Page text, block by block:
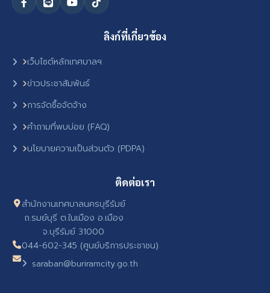
ลิงก์ที่เกี่ยวข้อง
เว็บไซต์หลักเทศบาลฯ
ข่าวประชาสัมพันธ์
การจัดซื้อจัดจ้าง
คำถามที่พบบ่อย (FAQ)
นโยบายความเป็นส่วนตัว (PDPA)
ติดต่อเรา
สำนักงานเทศบาลนครบุรีรัมย์
ถ.รมย์บุรี ต.ในเมือง อ.เมือง
จ.บุรีรัมย์ 31000
044-602-345 (ศูนย์บริการประชาชน)
saraban@buriramcity.go.th